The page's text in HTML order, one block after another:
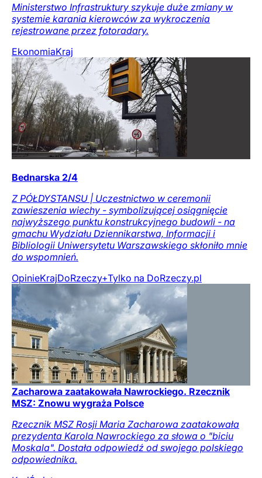
Ministerstwo Infrastruktury szykuje duże zmiany w
systemie karania kierowców za wykroczenia
rejestrowane przez fotoradary.
EkonomiaKraj
Bednarska 2/4
Z PÓŁDYSTANSU | Uczestnictwo w ceremonii
zawieszenia wiechy - symbolizującej osiągnięcie
najwyższego punktu konstrukcyjnego budowli - na
gmachu Wydziału Dziennikarstwa, Informacji i
Bibliologii Uniwersytetu Warszawskiego skłoniło mnie
do wspomnień.
OpinieKrajDoRzeczy+Tylko na DoRzeczy.pl
Zacharowa zaatakowała Nawrockiego. Rzecznik
MSZ: Znowu wygraża Polsce
Rzecznik MSZ Rosji Maria Zacharowa zaatakowała
prezydenta Karola Nawrockiego za słowa o "biciu
Moskala". Dostała odpowiedź od swojego polskiego
odpowiednika.